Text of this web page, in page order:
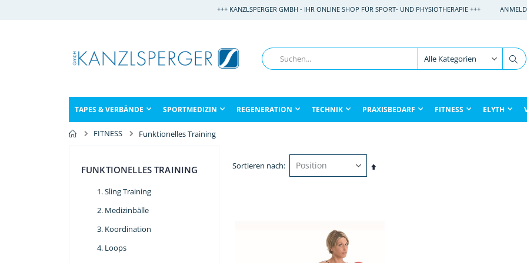
+++ KANZLSPERGER GMBH - IHR ONLINE SHOP FÜR SPORT- UND PHYSIOTHERAPIE +++
Suche
TAPES & VERBÄNDE SPORTMEDIZIN REGENERATION TECHNIK PRAXISBEDARF FITNESS ELYTH
FITNESS Funktionelles Training
Sortieren nach
In
FUNKTIONELLES TRAINING
Sling Training
Medizinbälle
Koordination
Loops